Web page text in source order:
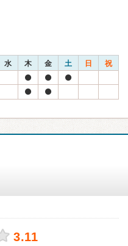
水 木 金 土 日 祝
3.11